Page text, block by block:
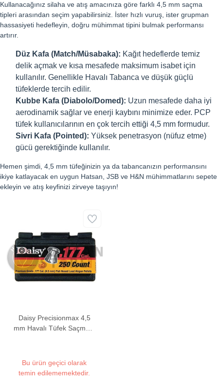
Kullanacağınız silaha ve atış amacınıza göre farklı 4,5 mm saçma
tipleri arasından seçim yapabilirsiniz. İster hızlı vuruş, ister grupman
hassasiyeti hedefleyin, doğru mühimmat tipini bulmak performansı
artırır.
Düz Kafa (Match/Müsabaka): Kağıt hedeflerde temiz
delik açmak ve kısa mesafede maksimum isabet için
kullanılır. Genellikle Havalı Tabanca ve düşük güçlü
tüfeklerde tercih edilir.
Kubbe Kafa (Diabolo/Domed): Uzun mesafede daha iyi
aerodinamik sağlar ve enerji kaybını minimize eder. PCP
tüfek kullanıcılarının en çok tercih ettiği 4,5 mm formudur.
Sivri Kafa (Pointed): Yüksek penetrasyon (nüfuz etme)
gücü gerektiğinde kullanılır.
Hemen şimdi, 4,5 mm tüfeğinizin ya da tabancanızın performansını
ikiye katlayacak en uygun Hatsan, JSB ve H&N mühimmatlarını sepete
ekleyin ve atış keyfinizi zirveye taşıyın!
Daisy Precisionmax 4,5
mm Havalı Tüfek Saçması
Bu ürün geçici olarak
temin edilememektedir.